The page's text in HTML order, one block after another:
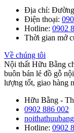
Địa chỉ:
Điện thoại:
Hotline: 0902
Thời gian mở
Về chúng tôi
Nội thất Hữu Bằng
buôn bán lẻ đồ gỗ
lượng tốt, giao hàng
Hữu Bằng -
0902 886 002
Hotline: 0902